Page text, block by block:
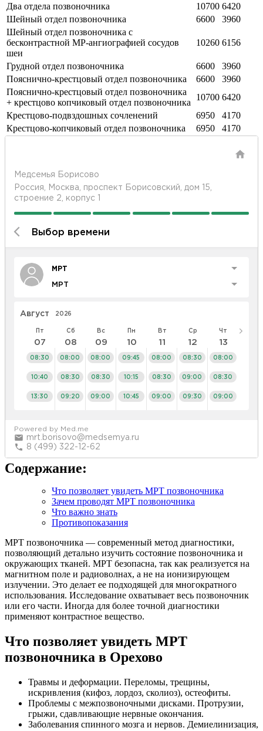
Два отдела позвоночника
10700 6420
Шейный отдел позвоночника
6600
3960
Шейный отдел позвоночника с
бесконтрастной МР-ангиографией сосудов
шеи
10260 6156
Грудной отдел позвоночника 6600
3960
Пояснично-крестцовый отдел позвоночника
6600
3960
Пояснично-крестцовый отдел позвоночника
+ крестцово копчиковый отдел позвоночника
10700 6420
Крестцово-подвздошных сочленений
6950
4170
Крестцово-копчиковый отдел позвоночника
6950 4170
Содержание:
Что позволяет увидеть МРТ позвоночника
Зачем проводят МРТ позвоночника
Что важно знать
Противопоказания
МРТ позвоночника — современный метод диагностики,
позволяющий детально изучить состояние позвоночника и
окружающих тканей. МРТ безопасна, так как реализуется на
магнитном поле и радиоволнах, а не на ионизирующем
излучении. Это делает ее подходящей для многократного
использования. Исследование охватывает весь позвоночник
или его части. Иногда для более точной диагностики
применяют контрастное вещество.
Что позволяет увидеть МРТ
позвоночника в Орехово
Травмы и деформации. Переломы, трещины,
искривления (кифоз, лордоз, сколиоз), остеофиты.
Проблемы с межпозвоночными дисками. Протрузии,
грыжи, сдавливающие нервные окончания.
Заболевания спинного мозга и нервов. Демиелинизация,